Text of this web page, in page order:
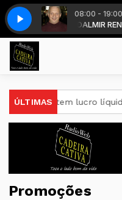
08:00 - 19:00
LEDUR - com DALMIR
A102 A102
ÚLTIMAS
Petrobras tem lucro
Promoções